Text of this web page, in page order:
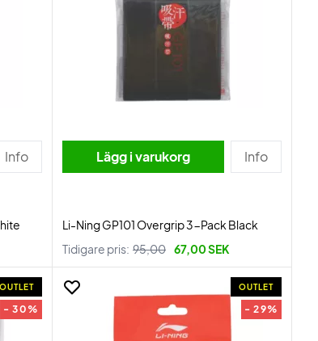
Info Lägg i varukorg Info
Li-Ning GP101 Overgrip 3-Pack Black
Tidigare pris: 95,00 67,00 SEK
OUTLET
- 30%
OUTLET
- 29%